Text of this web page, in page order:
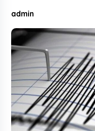
admin